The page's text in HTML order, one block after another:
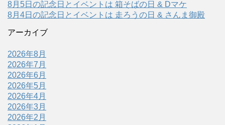
8月5日の記念日とイベントは 箱そばの日 & Dマケ
8月4日の記念日とイベントは 走ろうの日 & さんま御殿
アーカイブ
2026年8月
2026年7月
2026年6月
2026年5月
2026年4月
2026年3月
2026年2月